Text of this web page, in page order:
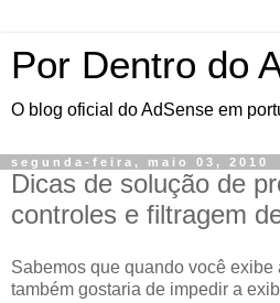
Por Dentro do
O blog oficial do AdSense em
segunda-feira, maio 03, 2010
Dicas de solução de
controles e filtragem
Sabemos que quando você exibe
também gostaria de impedir a